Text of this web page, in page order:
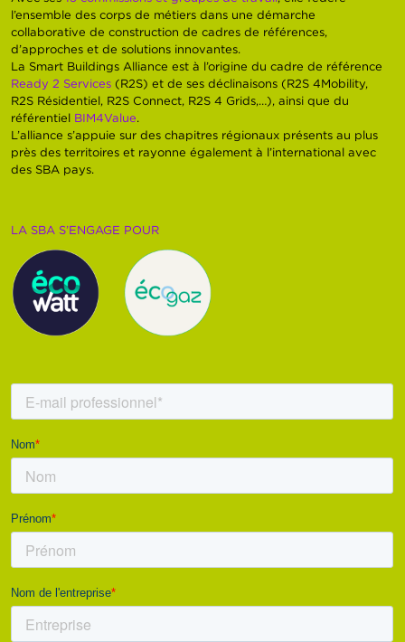
l’ensemble des corps de métiers dans une démarche
collaborative de construction de cadres de références,
d’approches et de solutions innovantes.
La Smart Buildings Alliance est à l’origine du cadre de référence
Ready 2 Services (R2S) et de ses déclinaisons (R2S 4Mobility,
R2S Résidentiel, R2S Connect, R2S 4 Grids,…), ainsi que du
référentiel BIM4Value.
L’alliance s’appuie sur des chapitres régionaux présents au plus
près des territoires et rayonne également à l’international avec
des SBA pays.
LA SBA S’ENGAGE POUR